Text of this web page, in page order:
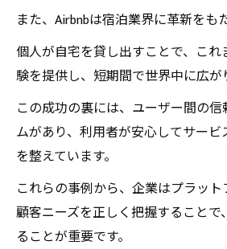
また、Airbnbは宿泊業界に革新をも
個人が自宅を貸し出すことで、こ
験を提供し、短期間で世界中に広が
この成功の裏には、ユーザー間の
ムがあり、利用者が安心してサー
を整えています。
これらの事例から、企業はプラット
顧客ニーズを正しく把握すること
ることが重要です。